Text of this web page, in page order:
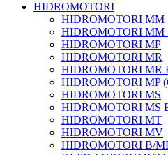
HIDROMOTORI
HIDROMOTORI MM
HIDROMOTORI MM
HIDROMOTORI MP
HIDROMOTORI MR
HIDROMOTORI MR
HIDROMOTORI MP
HIDROMOTORI MS
HIDROMOTORI MS
HIDROMOTORI MT
HIDROMOTORI MV
HIDROMOTORI B/